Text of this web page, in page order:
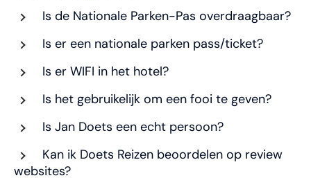
Is de Nationale Parken-Pas overdraagbaar?
Is er een nationale parken pass/ticket?
Is er WIFI in het hotel?
Is het gebruikelijk om een fooi te geven?
Is Jan Doets een echt persoon?
Kan ik Doets Reizen beoordelen op review
websites?